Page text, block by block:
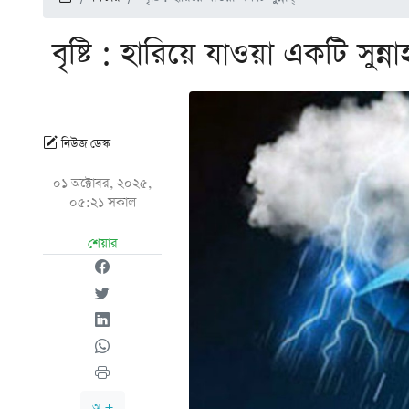
বৃষ্টি : হারিয়ে যাওয়া একটি
নিউজ ডেস্ক
০১ অক্টোবর, ২০২৫,
০৫:২১ সকাল
শেয়ার